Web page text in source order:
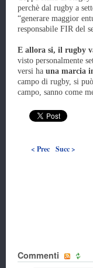
perchè dal rugby a
“generare maggior
responsabile FIR del
E allora si, il rugby
visto personalmente
versi ha una marcia
campo di rugby, si
campo, sanno come
< Prec Succ >
Commenti